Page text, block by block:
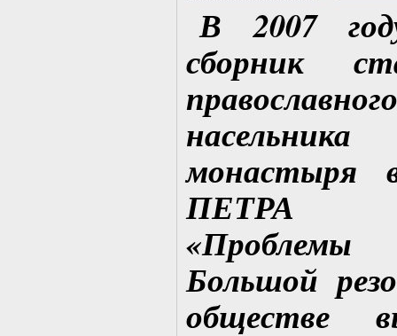
В 2007
сборник
монастыря
ПЕТРА
«Проблемы
Большой
обществе